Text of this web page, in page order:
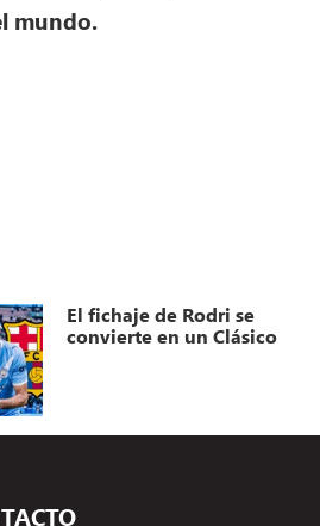
mundo.
El fichaje de Rodri se
convierte en un Clásico